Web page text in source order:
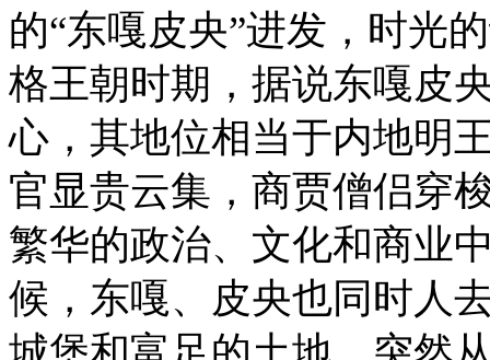
的“东嘎皮央”进发，时光
格王朝时期，据说东嘎皮
心，其地位相当于内地明
官显贵云集，商贾僧侣穿
繁华的政治、文化和商业
候，东嘎、皮央也同时人